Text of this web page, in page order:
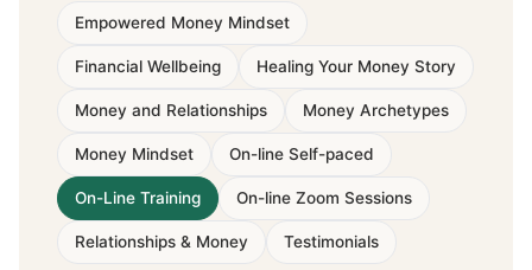
Empowered Money Mindset
Financial Wellbeing Healing Your Money Story
Money and Relationships Money Archetypes
Money Mindset On-line Self-paced
On-Line Training On-line Zoom Sessions
Relationships & Money Testimonials